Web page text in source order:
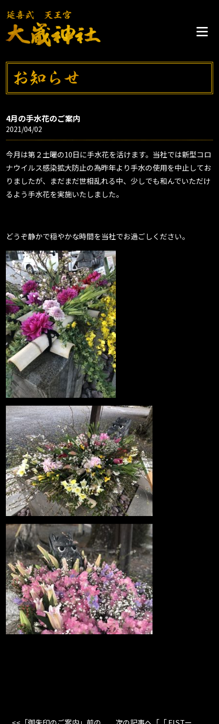
4月の手水花のご案内
2021/04/02
今月は第２土曜の10日に手水花を活けます。当社では新型コロ
ナウイルス感染拡大防止の為昨年より手水の使用を中止してお
りましたが、まだまだ世相乱れる中、少しでも和んでいただけ
るよう手水花を実施いたしました。
どうぞ静かで穏やかな時間を当社でお過ごしください。